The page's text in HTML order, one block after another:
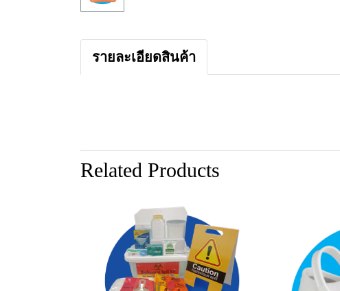
รายละเอียดสินค้า
Related Products